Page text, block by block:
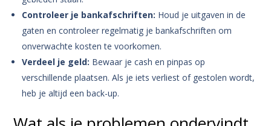
Controleer je bankafschriften: Houd je uitgaven in de
gaten en controleer regelmatig je bankafschriften om
onverwachte kosten te voorkomen.
Verdeel je geld: Bewaar je cash en pinpas op
verschillende plaatsen. Als je iets verliest of gestolen wordt,
heb je altijd een back-up.